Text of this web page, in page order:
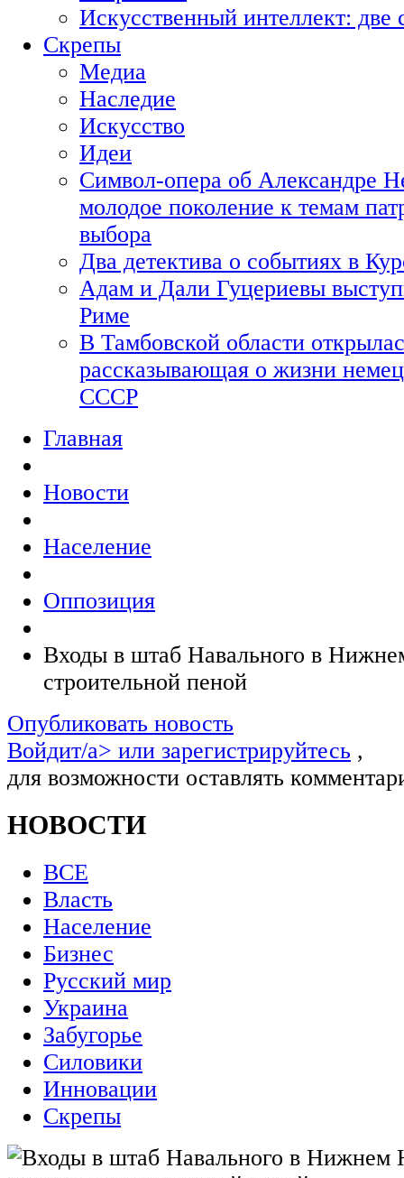
Искусственный интеллект:
Скрепы
Медиа
Наследие
Искусство
Идеи
Символ-опера об Александре
молодое поколение к темам
выбора
Два детектива о событиях в
Адам и Дали Гуцериевы
Риме
В Тамбовской области
рассказывающая о жизни
СССР
Главная
Новости
Население
Оппозиция
Входы в штаб Навального в
строительной пеной
Опубликовать новость
Войдит/a> или зарегистрируйтесь ,
для возможности оставлять
НОВОСТИ
ВСЕ
Власть
Население
Бизнес
Русский мир
Украина
Забугорье
Силовики
Инновации
Скрепы